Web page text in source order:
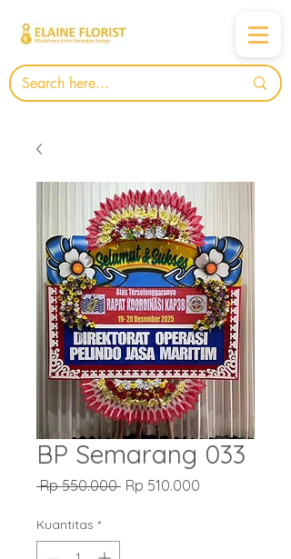
BP Semarang 033
Rp 550.000 Harga
Rp 510.000
Kuantitas *